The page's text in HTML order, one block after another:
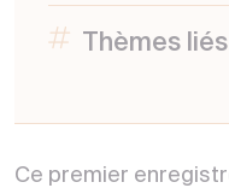
Thèmes
Ce premier